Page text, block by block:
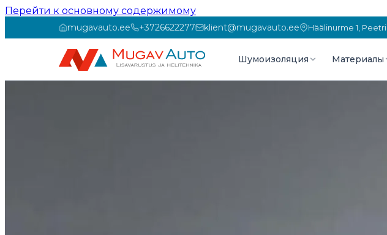
Перейти к основному содержимому
mugavauto.ee +3726622277 klient@mugavauto.ee Häälinurme 1, Peetri
Шумоизоляция Материалы